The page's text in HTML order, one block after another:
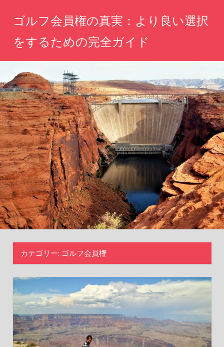
ツ
へ
ス
キ
ッ
プ
ゴルフ会員権の真実：より良い選択
をするための完全ガイド
の
ゴ
ル
フ
ラ
イ
フ
を
叶
え
る、
賢
い
選
択
の
め
の
情
報
満
載！
カテゴリー: ゴルフ会員権